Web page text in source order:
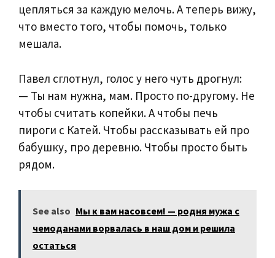
цепляться за каждую мелочь. А теперь вижу,
что вместо того, чтобы помочь, только
мешала.
Павел сглотнул, голос у него чуть дрогнул:
— Ты нам нужна, мам. Просто по-другому. Не
чтобы считать копейки. А чтобы печь
пироги с Катей. Чтобы рассказывать ей про
бабушку, про деревню. Чтобы просто быть
рядом.
See also Мы к вам насовсем! — родня мужа с
чемоданами ворвалась в наш дом и решила
остаться